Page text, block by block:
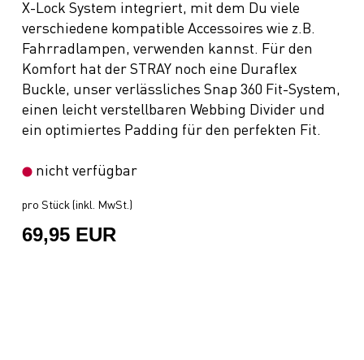
X-Lock System integriert, mit dem Du viele
verschiedene kompatible Accessoires wie z.B.
Fahrradlampen, verwenden kannst. Für den
Komfort hat der STRAY noch eine Duraflex
Buckle, unser verlässliches Snap 360 Fit-System,
einen leicht verstellbaren Webbing Divider und
ein optimiertes Padding für den perfekten Fit.
nicht verfügbar
pro Stück (inkl. MwSt.)
69,95 EUR